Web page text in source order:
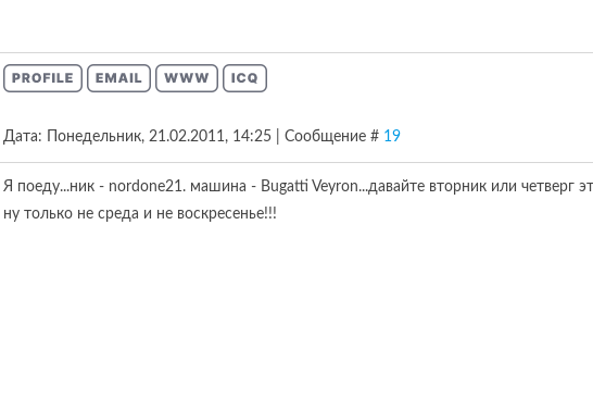
Дата: Понедельник, 21.02.2011, 14:25 | Сообщение # 19
Я поеду...ник - nordone21. машина - Bugatti Veyron...давайте вторник или четверг
ну только не среда и не воскресенье!!!